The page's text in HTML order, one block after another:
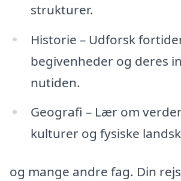
strukturer.
Historie – Udforsk
begivenheder og deres
nutiden.
Geografi – Lær om
kulturer og fysiske
og mange andre fag. Din